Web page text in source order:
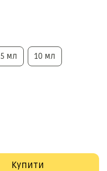
5 мл 10 мл
Купити